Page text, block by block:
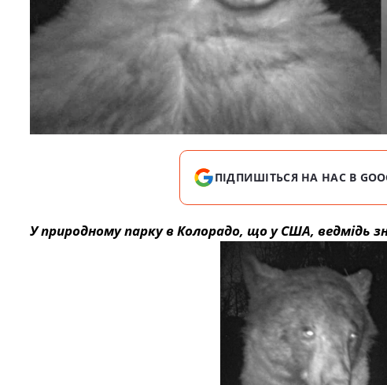
ПІДПИШІТЬСЯ НА НАС В
У природному парку в Колорадо, що у США, ведмідь